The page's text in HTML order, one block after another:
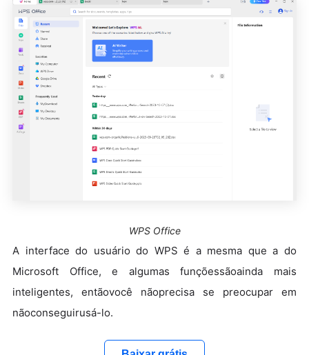
WPS Office
A interface do usuário do WPS é a mesma que a do
Microsoft Office, e algumas funçõessãoainda mais
inteligentes, entãovocê nãoprecisa se preocupar em
nãoconseguirusá-lo.